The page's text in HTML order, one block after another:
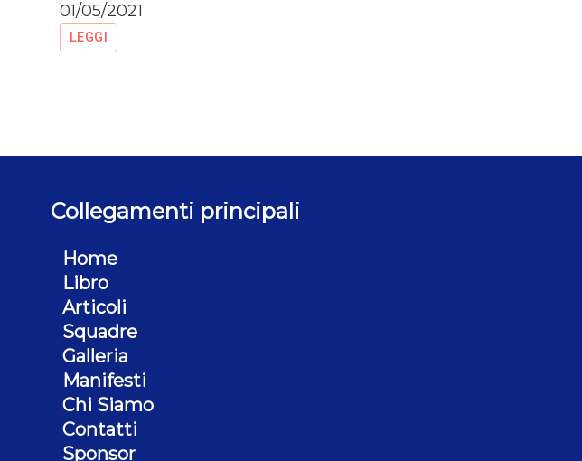
01/05/2021
LEGGI
Collegamenti principali
Home
Libro
Articoli
Squadre
Galleria
Manifesti
Chi Siamo
Contatti
Sponsor